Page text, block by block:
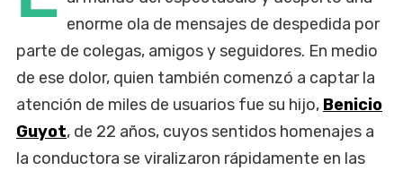
enorme ola de mensajes de despedida por
parte de colegas, amigos y seguidores. En medio
de ese dolor, quien también comenzó a captar la
atención de miles de usuarios fue su hijo, Benicio
Guyot, de 22 años, cuyos sentidos homenajes a
la conductora se viralizaron rápidamente en las